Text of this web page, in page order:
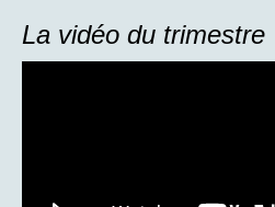
La vidéo du trimestre